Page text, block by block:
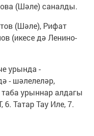
(Шәле) саналды.
(Шәле), Рифат
(икесе дә Ленино-
урында -
- шәлелеләр,
таба урыннар алдагы
6. Татар Тау Иле, 7.